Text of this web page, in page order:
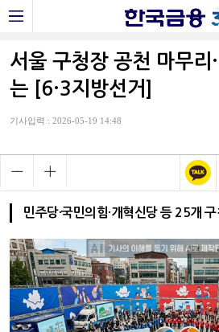
서울 구청장 공천 마무
는 [6·3지방선거]
기사입력 : 2026-05-19 14:48
민주당·국민의힘·개혁신당 등 25개